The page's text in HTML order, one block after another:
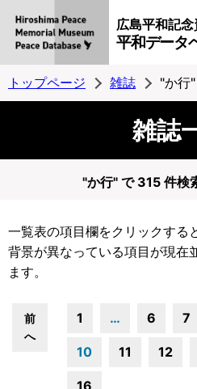
広島平和記
平和データ
トップページ 雑誌 "か行"
雑誌
"か行" で 315 件検
一覧表の項目欄をクリックする
背景が異なっている項目が現在
ます。
前
へ
1 … 6 7
10 11 12
16